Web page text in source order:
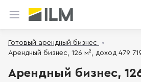
Готовый арендный бизнес
Арендный бизнес, 126 м², доход 479
Арендный бизнес,